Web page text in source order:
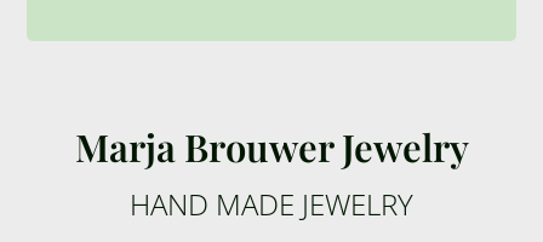
Marja Brouwer Jewelry
HAND MADE JEWELRY